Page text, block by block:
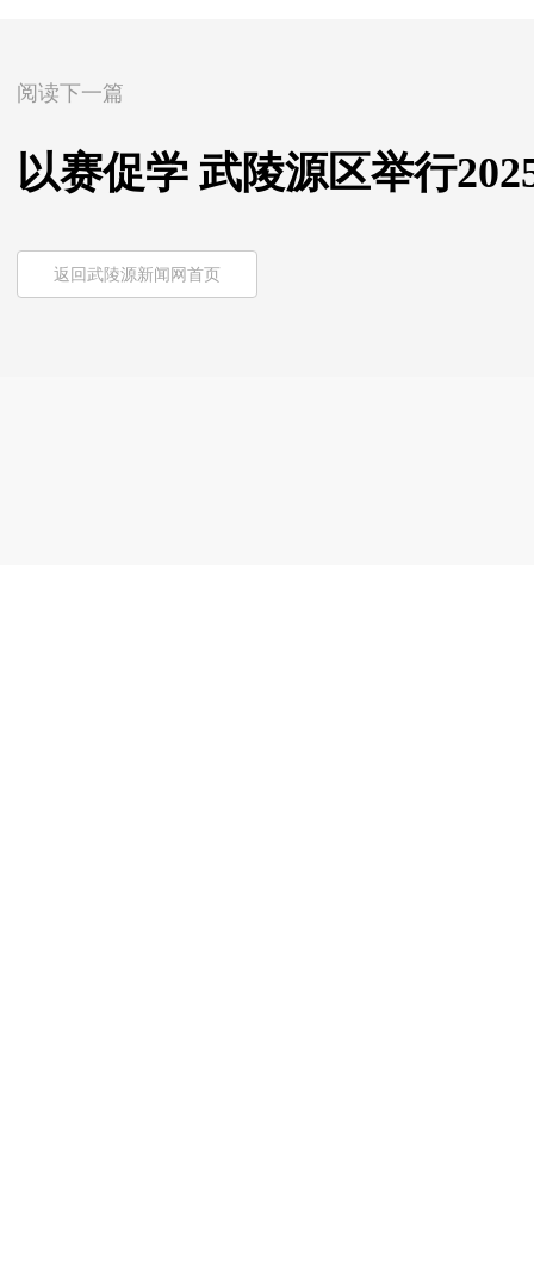
阅读下一篇
以赛促学 武陵源区举行
返回武陵源新闻网首页